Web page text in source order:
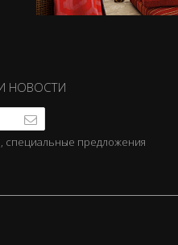
НОВОСТИ
специальные предложения